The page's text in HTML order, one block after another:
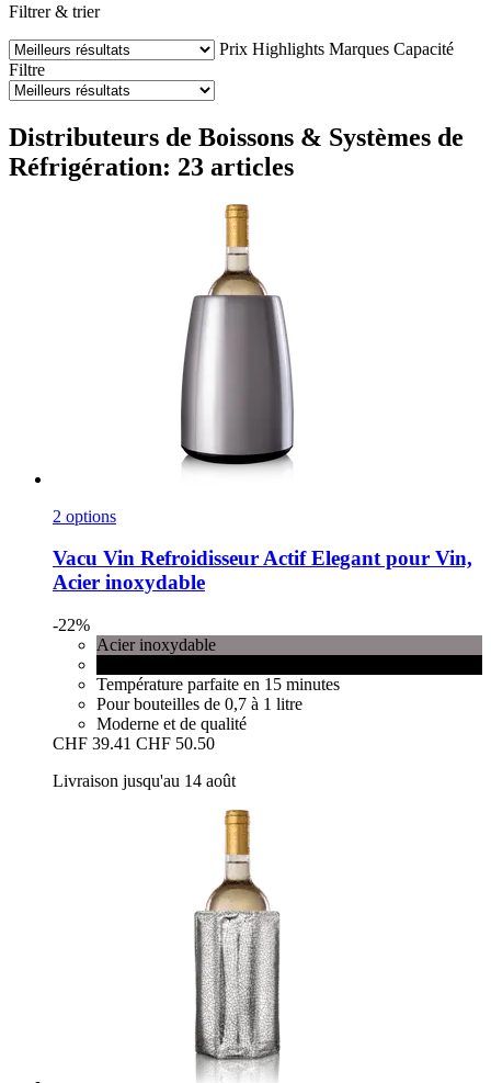
Filtrer & trier
Prix Highlights Marques Capacité
Filtre
Distributeurs de Boissons & Systèmes de
Réfrigération: 23 articles
2 options
Vacu Vin Refroidisseur Actif Elegant pour Vin,
Acier inoxydable
-22%
Acier inoxydable
Température parfaite en 15 minutes
Pour bouteilles de 0,7 à 1 litre
Moderne et de qualité
CHF 39.41 CHF 50.50
Livraison jusqu'au 14 août